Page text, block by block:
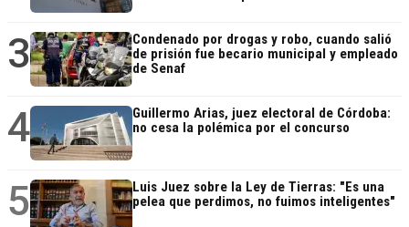
3
Condenado por drogas y robo, cuando salió
de prisión fue becario municipal y empleado
de Senaf
4
Guillermo Arias, juez electoral de Córdoba:
no cesa la polémica por el concurso
5
Luis Juez sobre la Ley de Tierras: "Es una
pelea que perdimos, no fuimos inteligentes"